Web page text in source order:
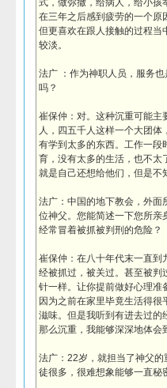
式，做弥撒，给病人，给小孩
在三年之后感到疲劳的一个原
但更喜欢在跟人接触的过程当
较淡。
法广 ：作为神职人员，服务
吗？
崔保仲：对。这种沉重可能主
人，四五千人这样一个大团
有学到太多的东西。工作一段
育，没有太多的生活，也不太
就是自己还想给他们，但是不
法广：中国的地下教会，外面
位神父。您能简述一下您所亲
经常冒着被抓被判刑的危险？
崔保仲：在八十年代末一直到
经被抓过，被关过。甚至被判
针一样。让你提前做好心理准
因为之前在家里毕竟生活得
滋味。但是我听到有进去过的
那么沉重，我能够深深地体会
法广：22岁，就担当了神父
徒很多，很难想象能够一直秘